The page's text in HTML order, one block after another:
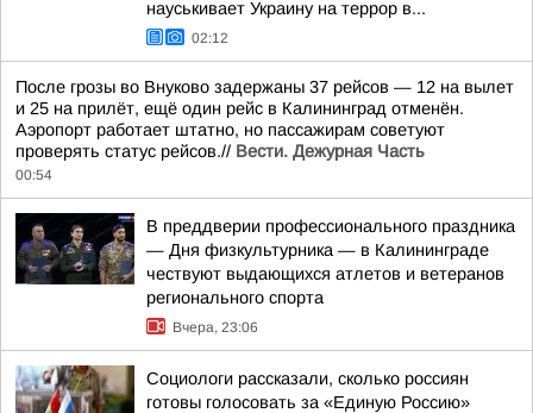
науськивает Украину на террор в...
02:12
После грозы во Внуково задержаны 37 рейсов — 12 на вылет
и 25 на прилёт, ещё один рейс в Калининград отменён.
Аэропорт работает штатно, но пассажирам советуют
проверять статус рейсов.// Вести. Дежурная Часть
00:54
В преддверии профессионального праздника
— Дня физкультурника — в Калининграде
чествуют выдающихся атлетов и ветеранов
регионального спорта
Вчера, 23:06
Социологи рассказали, сколько россиян
готовы голосовать за «Единую Россию»